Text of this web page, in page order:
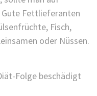
Fettlieferanten
Fisch,
oder Nüssen.
Folge beschädigt